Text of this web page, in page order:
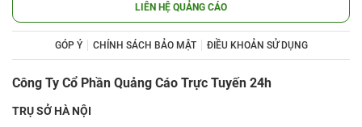
LIÊN HỆ QUẢNG CÁO
GÓP Ý CHÍNH SÁCH BẢO MẬT ĐIỀU KHOẢN SỬ DỤNG
Công Ty Cổ Phần Quảng Cáo Trực Tuyến 24h
TRỤ SỞ HÀ NỘI